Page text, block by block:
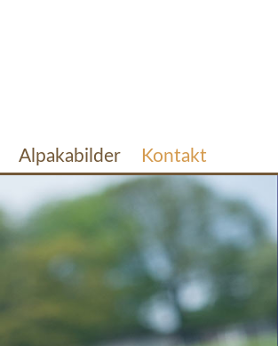
Alpakabilder Kontakt